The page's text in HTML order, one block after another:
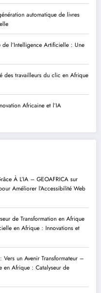
automatique de livres
de l’Intelligence Artificielle : Une
des travailleurs du clic en Afrique
Africaine et l’IA
À L’IA – GEOAFRICA sur
Améliorer l’Accessibilité Web
de Transformation en Afrique
en Afrique : Innovations et
un Avenir Transformateur –
en Afrique : Catalyseur de